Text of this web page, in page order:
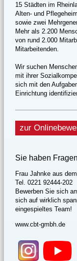
15 Städten im
Alten- und
sowie zwei
Mehr als 2.200
von rund 2.000
Mitarbeitenden.
Wir suchen
mit ihrer
sich mit den
Einrichtung
zur
Sie haben
Frau Jahnke aus
Tel.0221 92444-202
Bewerben Sie sich
sich auf wirklich
eingespieltes Team!
www.cbt-gmbh.de